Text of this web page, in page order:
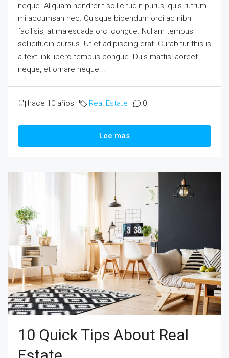
neque. Aliquam hendrerit sollicitudin purus, quis rutrum
mi accumsan nec. Quisque bibendum orci ac nibh
facilisis, at malesuada orci congue. Nullam tempus
sollicitudin cursus. Ut et adipiscing erat. Curabitur this is
a text link libero tempus congue. Duis mattis laoreet
neque, et ornare neque...
hace 10 años Real Estate 0
Lee mas
10 Quick Tips About Real